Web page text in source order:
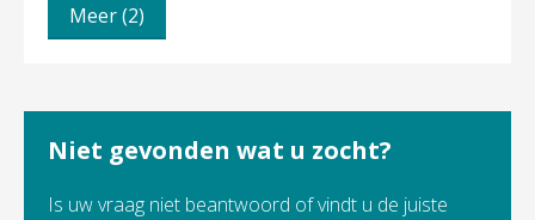
Meer (2)
Niet gevonden wat u zocht?
Is uw vraag niet beantwoord of vindt u de juiste